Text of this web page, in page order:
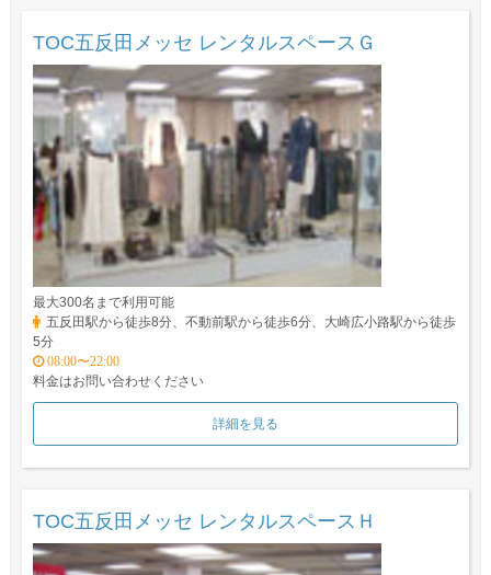
TOC五反田メッセ レンタルスペースＧ
最大300名まで利用可能
五反田駅から徒歩8分、不動前駅から徒歩6分、大崎広小路駅から徒歩
5分
08:00〜22:00
料金はお問い合わせください
詳細を見る
TOC五反田メッセ レンタルスペースＨ